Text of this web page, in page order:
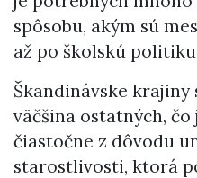
spôsobu, akým sú
až po školskú
Škandinávske
väčšina ostatných,
čiastočne z dôvodu
starostlivosti, ktorá